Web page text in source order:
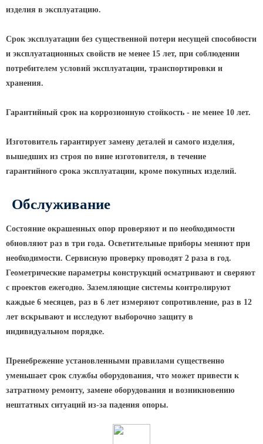
Уличные столбики освещения
стойки SP
Торшерные опоры освещения
Парковые светильники
светодиодный консольный
Уличные торшерные светильники
Парковые прожекторы
Архитектурная подсветка
ограждений
Светильники специального
назначения
Уличные фонари 3 метра
Уличные фонари 1 метр
Уличные фонари 4 метра
изделия в эксплуатацию.
Срок эксплуатации без существенной потери несущей способности
и эксплуатационных свойств не менее 15 лет, при соблюдении
потребителем условий эксплуатации, транспортировки и
хранения.
Гарантийный срок на коррозионную стойкость - не менее 10 лет.
Изготовитель гарантирует замену деталей и самого изделия,
вышедших из строя по вине изготовителя, в течение
гарантийного срока эксплуатации, кроме покупных изделий.
Обслуживание
Состояние окрашенных опор проверяют и по необходимости
обновляют раз в три года. Осветительные приборы меняют при
необходимости. Сервисную проверку проводят 2 раза в год.
Геометрические параметры конструкций осматривают и сверяют
с проектов ежегодно. Заземляющие системы контролируют
каждые 6 месяцев, раз в 6 лет измеряют сопротивление, раз в 12
лет вскрывают и исследуют выборочно защиту в
индивидуальном порядке.
Пренебрежение установленными правилами существенно
уменьшает срок службы оборудования, что может привести к
затратному ремонту, замене оборудования и возникновению
нештатных ситуаций из-за падения опоры.